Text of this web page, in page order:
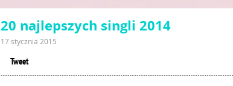
20 najlepszych singli 2014
17 stycznia 2015
Tweet